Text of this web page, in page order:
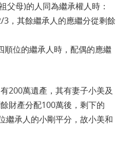
父母)的人同為繼承權人時：
3，其餘繼承人的應繼分從剩餘
順位的繼承人時，配偶的應繼
200萬遺產，其有妻子小美及
財產分配100萬後，剩下的
繼承人的小剛平分，故小美和